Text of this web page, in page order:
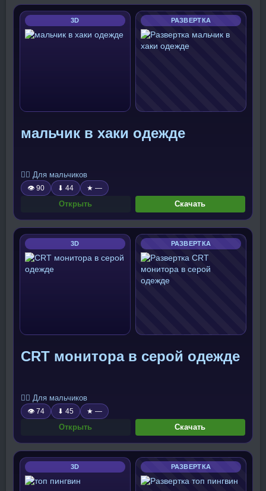
3D РАЗВЕРТКА
мальчик в хаки одежде
🧍‍♂️ Для мальчиков
👁 90 ⬇ 44 ★ —
Открыть Скачать
3D РАЗВЕРТКА
CRT монитора в серой одежде
🧍‍♂️ Для мальчиков
👁 74 ⬇ 45 ★ —
Открыть Скачать
3D РАЗВЕРТКА